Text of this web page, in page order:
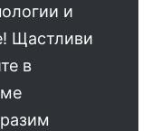
и
Щастливи
в